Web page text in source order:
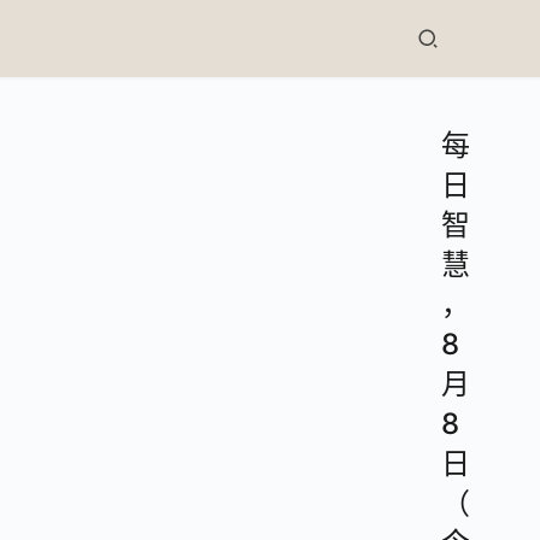
每
日
智
慧
，
8
月
8
日
（